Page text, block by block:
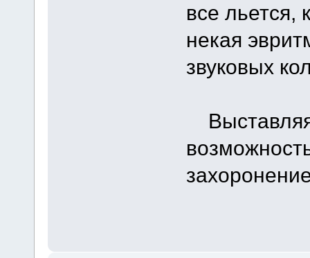
все льется,
некая
звуковых
Выставляя